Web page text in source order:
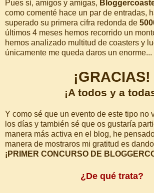
Pues sí, amigos y amigas,
como comenté hace un par de entradas,
superado su primera cifra redonda de
últimos 4 meses hemos recorrido un
hemos analizado multitud de coasters y
únicamente me queda daros un enorme...
¡GRACIAS!
¡A todos y a
Y como sé que un evento de este tipo no
los días y también sé que os gustaría
manera más activa en el blog, he
manera de mostraros mi gratitud es
¡PRIMER CONCURSO DE
¿De qué trata?